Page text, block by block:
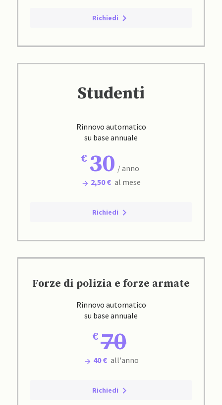
Richiedi
Studenti
Rinnovo automatico
su base annuale
30 / anno
2,50 € al mese
Richiedi
Forze di polizia e forze armate
Rinnovo automatico
su base annuale
70
40 € all'anno
Richiedi